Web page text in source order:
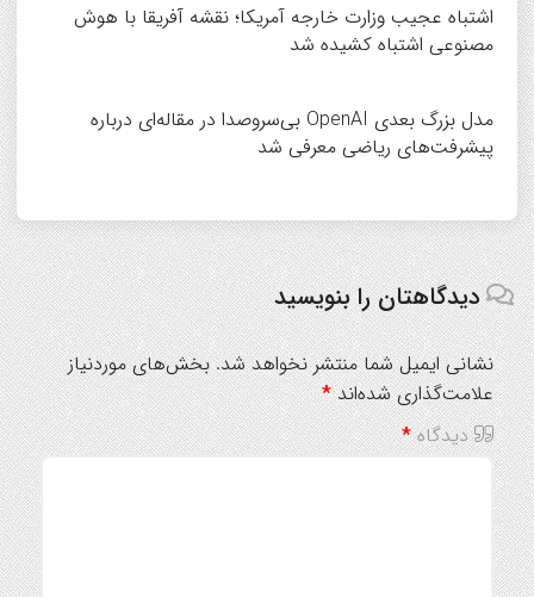
اشتباه عجیب وزارت خارجه آمریکا؛ نقشه آفریقا با هوش
مصنوعی اشتباه کشیده شد
مدل بزرگ بعدی OpenAI بی‌سروصدا در مقاله‌ای درباره
پیشرفت‌های ریاضی معرفی شد
دیدگاهتان را بنویسید
نشانی ایمیل شما منتشر نخواهد شد. بخش‌های موردنیاز
علامت‌گذاری شده‌اند*
دیدگاه*